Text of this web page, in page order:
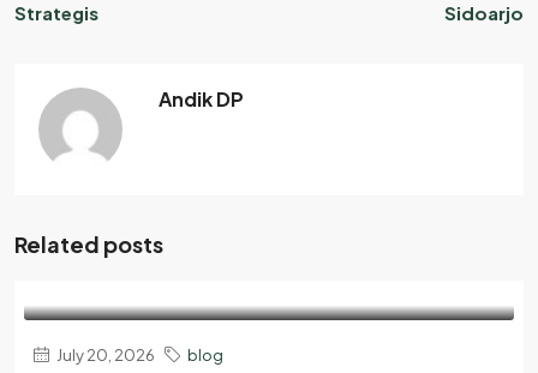
Strategis
Sidoarjo
Andik DP
Related posts
July 20, 2026 blog